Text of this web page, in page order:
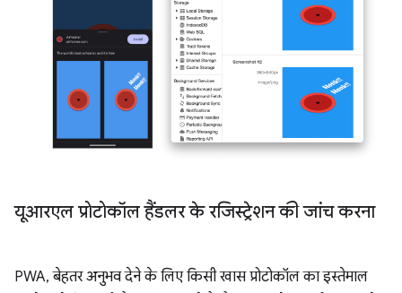
यूआरएल प्रोटोकॉल हैंडलर के रजिस्ट्रेशन की जांच करना
PWA, बेहतर अनुभव देने के लिए किसी खास प्रोटोकॉल का इस्तेमाल